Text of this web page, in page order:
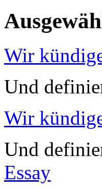
Wir
Und
Wir
Und
Essay